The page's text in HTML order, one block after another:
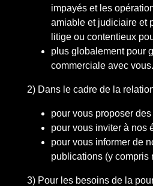
impayés et les
amiable et judiciaire et
litige ou contentieux
plus globalement pour
commerciale avec vous.
2) Dans le cadre de la
pour vous proposer des
pour vous inviter à nos
pour vous informer de
publications (y compris
3) Pour les besoins de la